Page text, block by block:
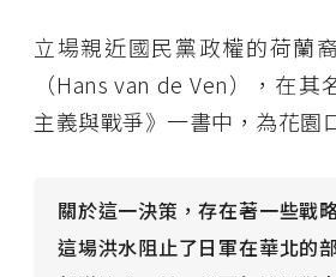
立場親近國民黨政權的荷蘭
（Hans van de Ven），在其
主義與戰爭》一書中，為花園
關於這一決策，存在著一些戰
這場洪水阻止了日軍在華北的